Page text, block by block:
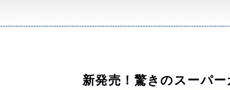
新発売！驚きのスーパ